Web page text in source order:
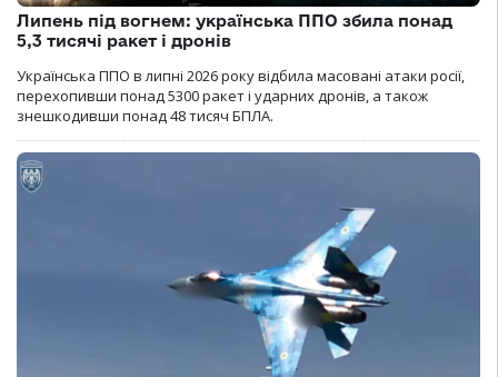
Липень під вогнем: українська ППО збила понад
5,3 тисячі ракет і дронів
Українська ППО в липні 2026 року відбила масовані атаки росії,
перехопивши понад 5300 ракет і ударних дронів, а також
знешкодивши понад 48 тисяч БПЛА.